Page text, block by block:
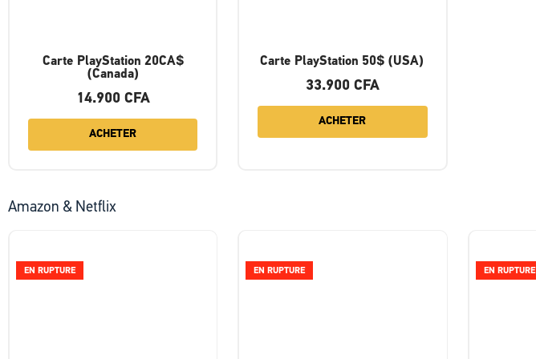
Carte PlayStation 20CA$
(Canada)
14.900 CFA
ACHETER
Carte PlayStation 50$ (USA)
33.900 CFA
ACHETER
Amazon & Netflix
EN RUPTURE EN RUPTURE EN RUPTURE